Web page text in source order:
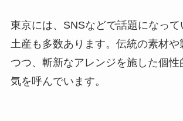
東京には、SNSなどで話題になって
土産も多数あります。伝統の素材や
つつ、斬新なアレンジを施した個性
気を呼んでいます。